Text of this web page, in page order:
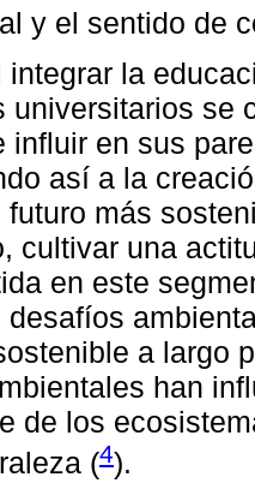
y el sentido de
integrar la
universitarios se
influir en sus
así a la
futuro más
cultivar una
en este
desafíos
a largo
han
de los
(4).